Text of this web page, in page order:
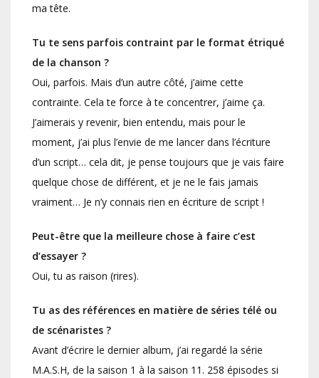
ma tête.
Tu te sens parfois contraint par le format étriqué
de la chanson ?
Oui, parfois. Mais d’un autre côté, j’aime cette
contrainte. Cela te force à te concentrer, j’aime ça.
J’aimerais y revenir, bien entendu, mais pour le
moment, j’ai plus l’envie de me lancer dans l’écriture
d’un script… cela dit, je pense toujours que je vais faire
quelque chose de différent, et je ne le fais jamais
vraiment… Je n’y connais rien en écriture de script !
Peut-être que la meilleure chose à faire c’est
d’essayer ?
Oui, tu as raison (rires).
Tu as des références en matière de séries télé ou
de scénaristes ?
Avant d’écrire le dernier album, j’ai regardé la série
M.A.S.H, de la saison 1 à la saison 11. 258 épisodes si